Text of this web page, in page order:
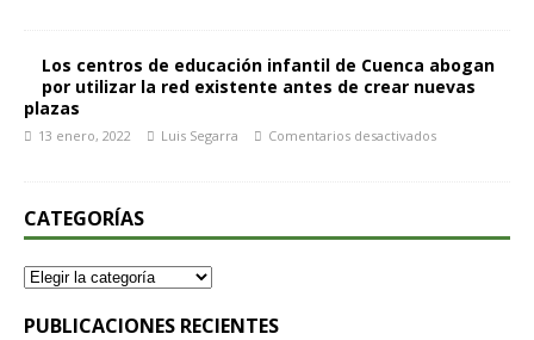
Los centros de educación infantil de Cuenca abogan
por utilizar la red existente antes de crear nuevas
plazas
13 enero, 2022 Luis Segarra Comentarios desactivados
CATEGORÍAS
PUBLICACIONES RECIENTES